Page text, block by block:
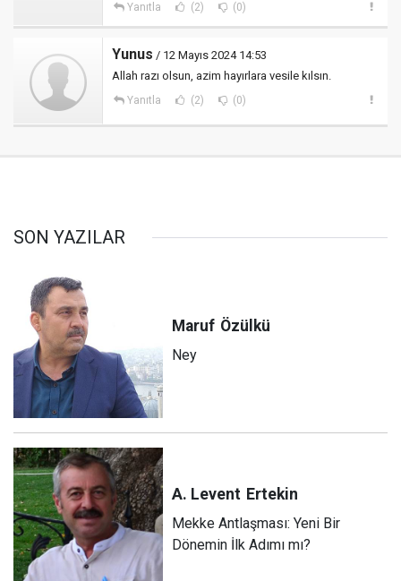
Yanıtla (2) (0)
Yunus / 12 Mayıs 2024 14:53
Allah razı olsun, azim hayırlara vesile kılsın.
Yanıtla (2) (0)
SON YAZILAR
Maruf Özülkü
Ney
A. Levent Ertekin
Mekke Antlaşması: Yeni Bir
Dönemin İlk Adımı mı?